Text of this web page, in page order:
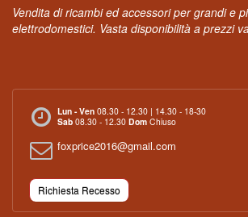
Vendita di ricambi ed accessori per grandi e
elettrodomestici. Vasta disponibilità a prezzi
Lun - Ven 08.30 - 12.30 | 14.30 - 18-30
Sab 08.30 - 12.30 Dom Chiuso
foxprice2016@gmail.com
Richiesta Recesso